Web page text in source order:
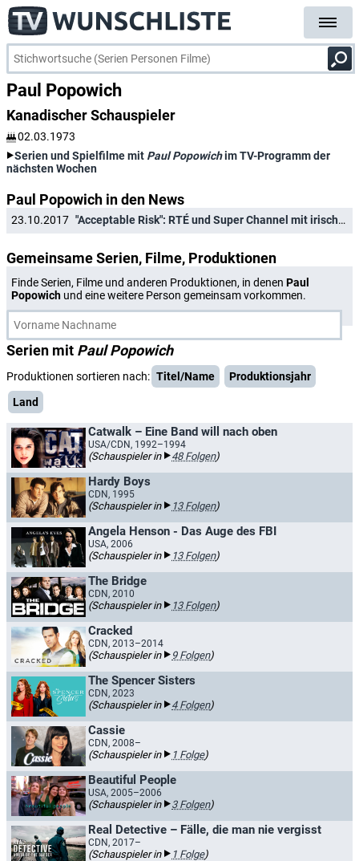
Paul Popowich
Kanadischer Schauspieler
02.03.1973
Serien und Spielfilme mit Paul Popowichim TV-Programm der
nächsten Wochen
Paul Popowich in den News
23.10.2017 "Acceptable Risk": RTÉ und Super Channel mit irisch-kanadischem Thriller
Gemeinsame Serien, Filme, Produktionen
Finde Serien, Filme und anderen Produktionen, in denen Paul
Popowich und eine weitere Person gemeinsam vorkommen.
Serien mit Paul Popowich
Produktionen sortieren nach: Titel/Name
Produktionsjahr
Land
Catwalk – Eine Band will nach oben
USA/CDN, 1992–1994
(Schauspieler in 48 Folgen)
Hardy Boys
CDN, 1995
(Schauspieler in 13 Folgen)
Angela Henson - Das Auge des FBI
USA, 2006
(Schauspieler in 13 Folgen)
The Bridge
CDN, 2010
(Schauspieler in 13 Folgen)
Cracked
CDN, 2013–2014
(Schauspieler in 9 Folgen)
The Spencer Sisters
CDN, 2023
(Schauspieler in 4 Folgen)
Cassie
CDN, 2008–
(Schauspieler in 1 Folge)
Beautiful People
USA, 2005–2006
(Schauspieler in 3 Folgen)
Real Detective – Fälle, die man nie vergisst
CDN, 2017–
(Schauspieler in 1 Folge)